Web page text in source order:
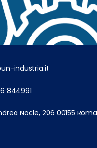
industria.it
844991
Noale, 206 00155 Roma